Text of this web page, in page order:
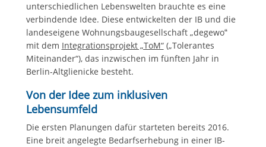
unterschiedlichen Lebenswelten brauchte es eine
verbindende Idee. Diese entwickelten der IB und die
landeseigene Wohnungsbaugesellschaft „degewo“
mit dem Integrationsprojekt „ToM“(„Tolerantes
Miteinander“), das inzwischen im fünften Jahr in
Berlin-Altglienicke besteht.
Von der Idee zum inklusiven
Lebensumfeld
Die ersten Planungen dafür starteten bereits 2016.
Eine breit angelegte Bedarfserhebung in einer IB-